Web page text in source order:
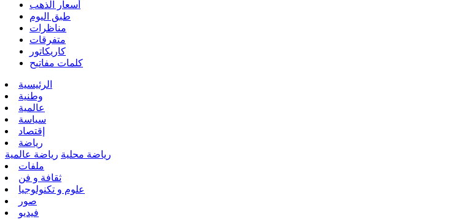
أسعار الذهب
طبق اليوم
مناظرات
متفرقات
كاريكاتور
كلمات مفاتيح
الرئيسية
وطنية
عالمية
سياسة
إقتصاد
رياضة
رياضة محلية رياضة عالمية
ملفات
ثقافة و فن
علوم و تكنولوجيا
صور
فيديو